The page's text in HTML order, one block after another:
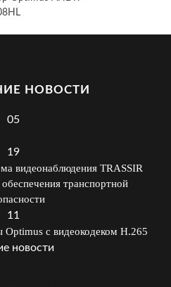
НОВОСТИ
05
19
видеонаблюдения TRASSIR
транспортной
11
Optimus с видеокодеком H.265
новости